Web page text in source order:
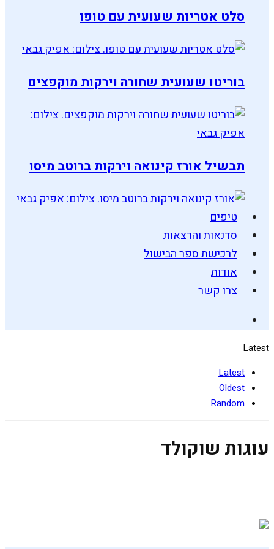
סלט אטריות שעועית עם טופו
בוריטו שעועית שחורה וירקות מוקפצים
תבשיל אורז קינואה וירקות ברוטב מיסו
טיפים
סדנאות והרצאות
לרכישת ספר הבישול
אודות
צרו קשר
Latest
Latest
Oldest
Random
עוגות שוקולד